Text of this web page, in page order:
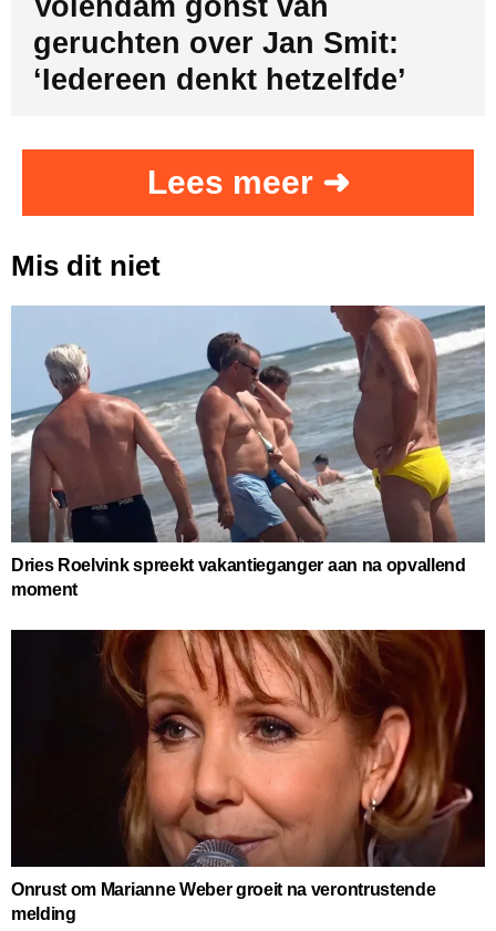
Volendam gonst van
geruchten over Jan Smit:
‘Iedereen denkt hetzelfde’
Lees meer ➜
Mis dit niet
Dries Roelvink spreekt vakantieganger aan na opvallend
moment
Onrust om Marianne Weber groeit na verontrustende
melding